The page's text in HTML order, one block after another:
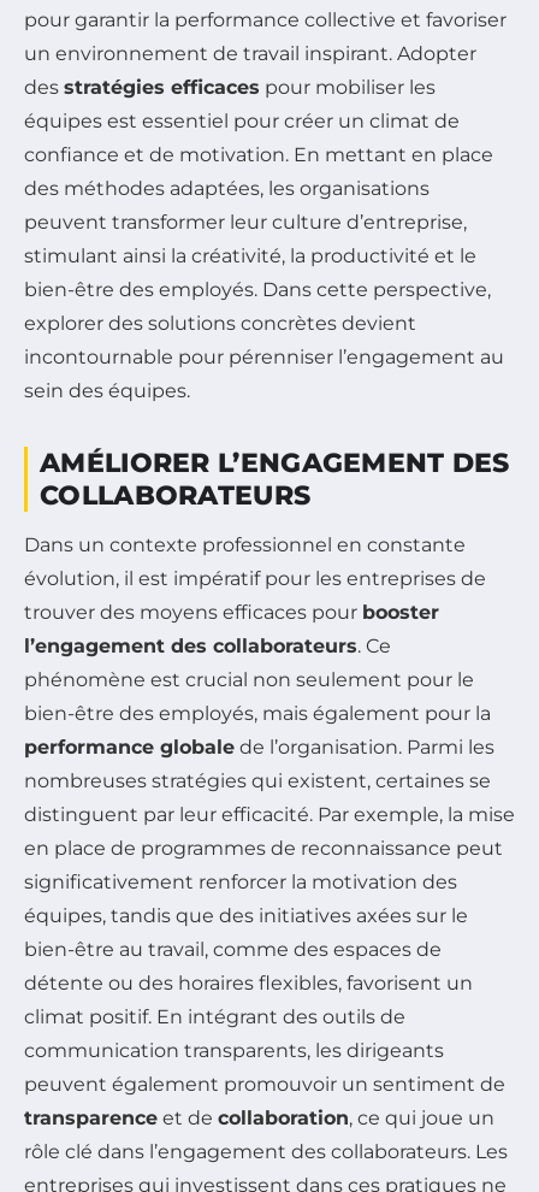
pour garantir la performance collective et favoriser
un environnement de travail inspirant. Adopter
des stratégies efficaces pour mobiliser les
équipes est essentiel pour créer un climat de
confiance et de motivation. En mettant en place
des méthodes adaptées, les organisations
peuvent transformer leur culture d’entreprise,
stimulant ainsi la créativité, la productivité et le
bien-être des employés. Dans cette perspective,
explorer des solutions concrètes devient
incontournable pour pérenniser l’engagement au
sein des équipes.
AMÉLIORER L’ENGAGEMENT DES
COLLABORATEURS
Dans un contexte professionnel en constante
évolution, il est impératif pour les entreprises de
trouver des moyens efficaces pour booster
l’engagement des collaborateurs. Ce
phénomène est crucial non seulement pour le
bien-être des employés, mais également pour la
performance globale de l’organisation. Parmi les
nombreuses stratégies qui existent, certaines se
distinguent par leur efficacité. Par exemple, la mise
en place de programmes de reconnaissance peut
significativement renforcer la motivation des
équipes, tandis que des initiatives axées sur le
bien-être au travail, comme des espaces de
détente ou des horaires flexibles, favorisent un
climat positif. En intégrant des outils de
communication transparents, les dirigeants
peuvent également promouvoir un sentiment de
transparence et de collaboration, ce qui joue un
rôle clé dans l’engagement des collaborateurs. Les
entreprises qui investissent dans ces pratiques ne